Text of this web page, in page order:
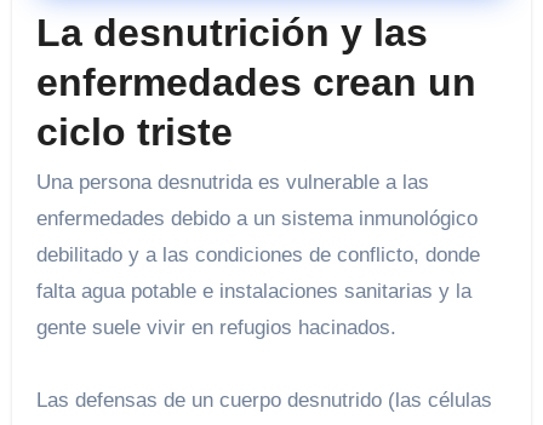
La desnutrición y las
enfermedades crean un
ciclo triste
Una persona desnutrida es vulnerable a las
enfermedades debido a un sistema inmunológico
debilitado y a las condiciones de conflicto, donde
falta agua potable e instalaciones sanitarias y la
gente suele vivir en refugios hacinados.
Las defensas de un cuerpo desnutrido (las células